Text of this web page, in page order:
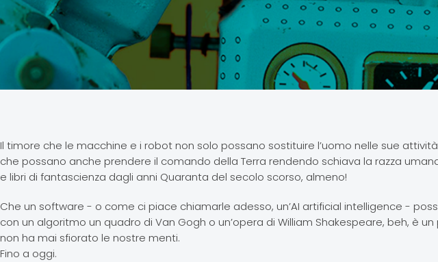
Il timore che le macchine e i robot non solo possano sostituire l’uomo nelle sue
che possano anche prendere il comando della Terra rendendo schiava la razza
e libri di fantascienza dagli anni Quaranta del secolo scorso, almeno!
Che un software - o come ci piace chiamarle adesso, un’AI artificial intelligence -
con un algoritmo un quadro di Van Gogh o un’opera di William Shakespeare, beh, è
non ha mai sfiorato le nostre menti.
Fino a oggi.